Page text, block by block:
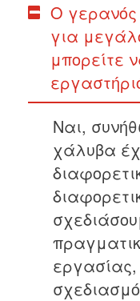
Ο γερανός
για
μπορείτε
Ναι,
χάλυβα